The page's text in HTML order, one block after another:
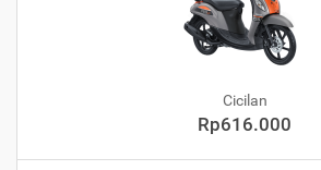
Cicilan
Rp616.000